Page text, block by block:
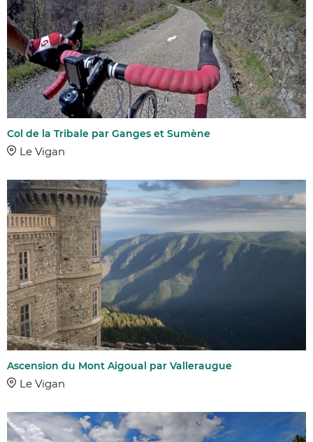
COMMUNES
DISTANCE
DIFFICULTÉ
Difficile
Très difficile
Col de la Tribale par Ganges et Sumène
Le Vigan
Ascension du Mont Aigoual par Valleraugue
Le Vigan